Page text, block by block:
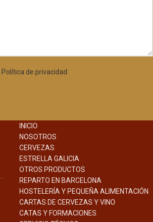
Política de privacidad
INICIO
NOSOTROS
CERVEZAS
ESTRELLA GALICIA
OTROS PRODUCTOS
REPARTO EN BARCELONA
HOSTELERÍA Y PEQUEÑA ALIMENTACIÓN
CARTAS DE CERVEZAS Y VINO
CATAS Y FORMACIONES